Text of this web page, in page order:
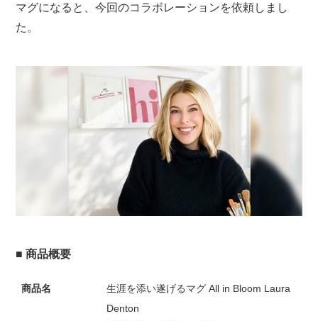
マグになると、今回のコラボレーションを依頼しまし
た。
■ 商品概要
商品名
生涯を添い遂げるマグ All in Bloom Laura
Denton